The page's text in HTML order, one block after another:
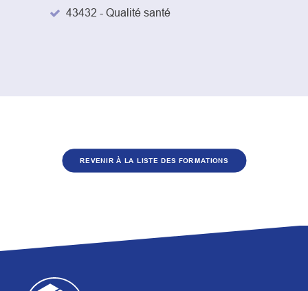
43432 - Qualité santé
REVENIR À LA LISTE DES FORMATIONS